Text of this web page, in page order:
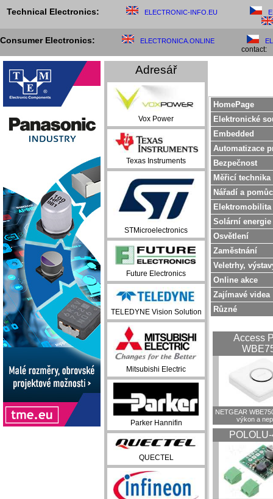
Technical Electronics: ELECTRONIC-INFO.EU
Consumer Electronics: ELECTRONICA.ONLINE
contact:
Adresář
Vox Power
Texas Instruments
STMicroelectronics
Future Electronics
TELEDYNE Vision Solution
Mitsubishi Electric
Parker Hannifin
QUECTEL
HomePage
Elektronické
Embedded
Automatizace
Bezpečnost
Měřicí technika
Nářadí a
Elektromobilita
Solární energie
Osvětlení
Zaměstnání
Veletrhy,
Online akce
Zajímavé videa
Různé
Access
NETGEAR
výkon a